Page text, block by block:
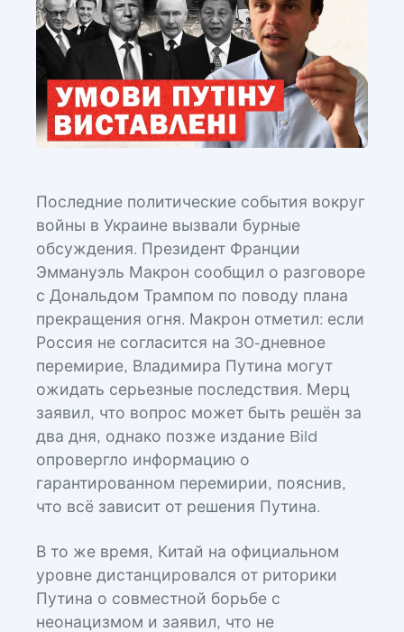
Последние политические события вокруг
войны в Украине вызвали бурные
обсуждения. Президент Франции
Эммануэль Макрон сообщил о разговоре
с Дональдом Трампом по поводу плана
прекращения огня. Макрон отметил: если
Россия не согласится на 30-дневное
перемирие, Владимира Путина могут
ожидать серьезные последствия. Мерц
заявил, что вопрос может быть решён за
два дня, однако позже издание Bild
опровергло информацию о
гарантированном перемирии, пояснив,
что всё зависит от решения Путина.
В то же время, Китай на официальном
уровне дистанцировался от риторики
Путина о совместной борьбе с
неонацизмом и заявил, что не